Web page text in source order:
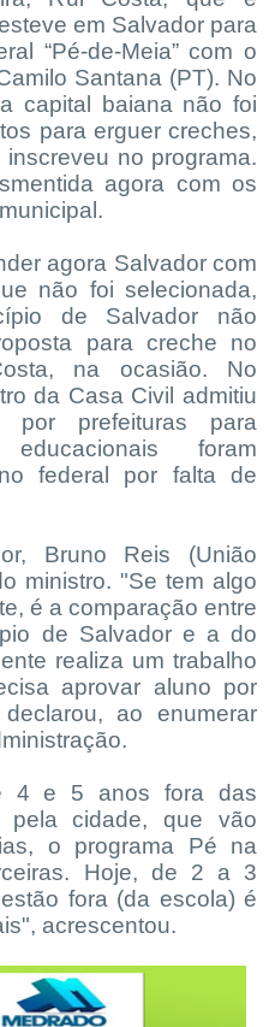
em Salvador para
“Pé-de-Meia” com o
Santana (PT). No
capital baiana não foi
para erguer creches,
no programa.
agora com os
agora Salvador com
não foi selecionada,
de Salvador não
para creche no
na ocasião. No
da Casa Civil admitiu
por prefeituras para
foram
federal por falta de
Bruno Reis (União
ministro. "Se tem algo
é a comparação entre
de Salvador e a do
realiza um trabalho
aprovar aluno por
ao enumerar
4 e 5 anos fora das
pela cidade, que vão
o programa Pé na
Hoje, de 2 a 3
fora (da escola) é
acrescentou.